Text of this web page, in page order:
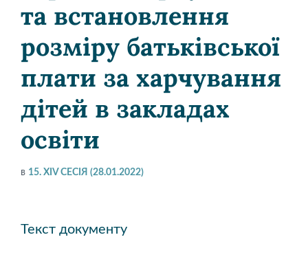
та встановлення
розміру батьківської
плати за харчування
дітей в закладах
освіти
в 15. XIV СЕСІЯ (28.01.2022)
Текст документу